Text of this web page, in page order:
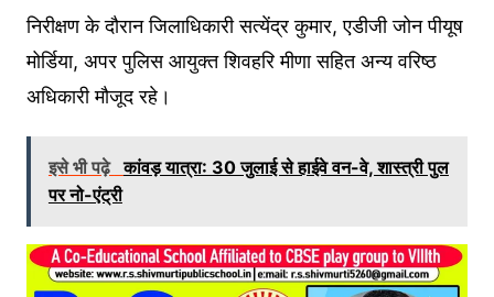
निरीक्षण के दौरान जिलाधिकारी सत्येंद्र कुमार, एडीजी जोन पीयूष
मोर्डिया, अपर पुलिस आयुक्त शिवहरि मीणा सहित अन्य वरिष्ठ
अधिकारी मौजूद रहे।
इसे भी पढ़े कांवड़ यात्रा: 30 जुलाई से हाईवे वन-वे, शास्त्री पुल
पर नो-एंट्री